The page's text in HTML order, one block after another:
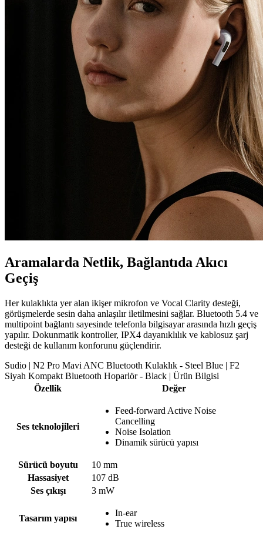
Aramalarda Netlik, Bağlantıda Akıcı
Geçiş
Her kulaklıkta yer alan ikişer mikrofon ve Vocal Clarity desteği,
görüşmelerde sesin daha anlaşılır iletilmesini sağlar. Bluetooth 5.4 ve
multipoint bağlantı sayesinde telefonla bilgisayar arasında hızlı geçiş
yapılır. Dokunmatik kontroller, IPX4 dayanıklılık ve kablosuz şarj
desteği de kullanım konforunu güçlendirir.
Sudio | N2 Pro Mavi ANC Bluetooth Kulaklık - Steel Blue | F2
Siyah Kompakt Bluetooth Hoparlör - Black | Ürün Bilgisi
Özellik
Değer
Ses teknolojileri
Feed-forward Active Noise
Cancelling
Noise Isolation
Dinamik sürücü yapısı
Sürücü boyutu
10 mm
Hassasiyet
107 dB
Ses çıkışı
3 mW
Tasarım yapısı
In-ear
True wireless